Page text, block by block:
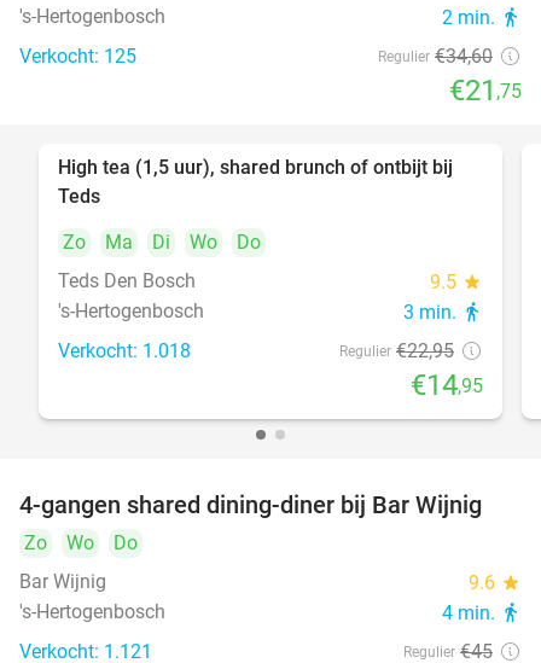
's-Hertogenbosch 2 min. directions_walk
Verkocht: 125 Regulier €34,60
€21 ,75
35%
High tea (1,5 uur), shared brunch of ontbijt bij
Teds
Zo
Ma Di Wo
Do
Teds Den Bosch
9.5 star
's-Hertogenbosch 3 min. directions_walk
Verkocht: 1.018 Regulier €22,95
€14,95
45%
4-gangen shared dining-diner bij Bar Wijnig
Zo Wo
Do
Bar Wijnig
9.6 star
's-Hertogenbosch 4 min. directions_walk
Verkocht: 1.121 Regulier €45